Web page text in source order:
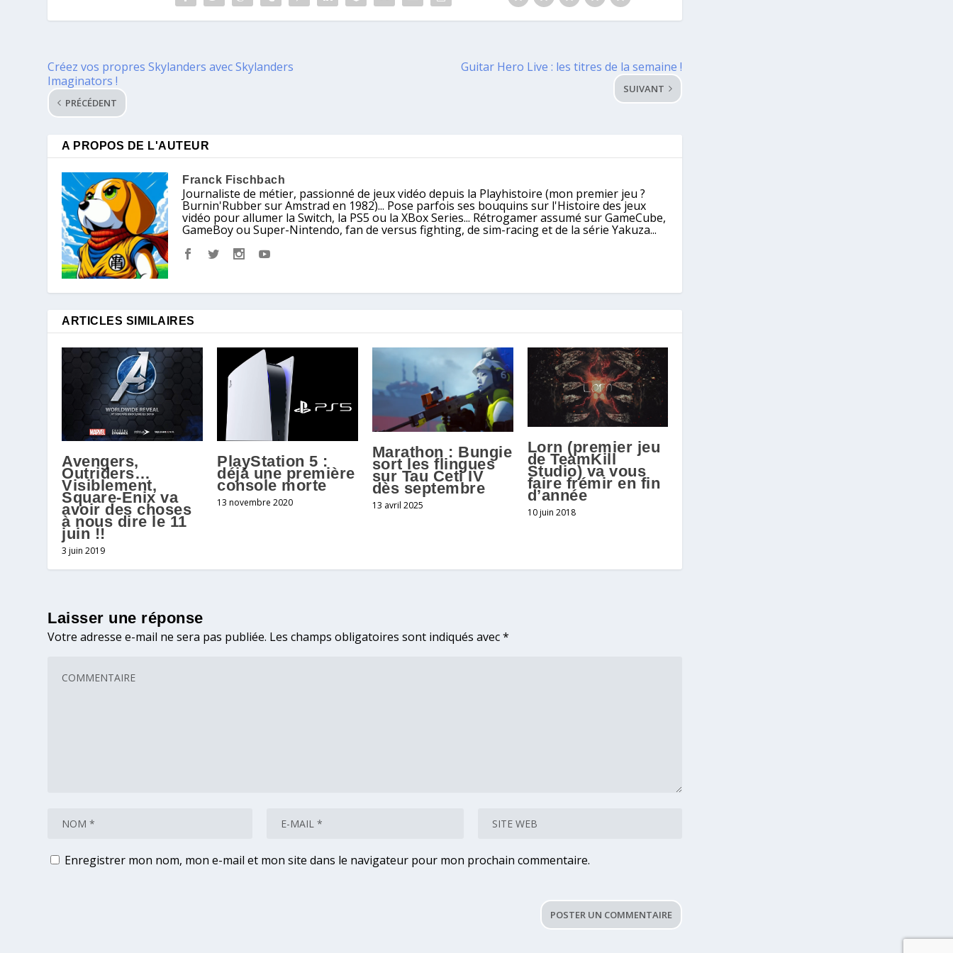
Créez vos propres Skylanders avec Skylanders
Imaginators !
PRÉCÉDENT
Guitar Hero Live : les titres de la semaine !
SUIVANT
A PROPOS DE L'AUTEUR
Franck Fischbach
Journaliste de métier, passionné de jeux vidéo depuis la Playhistoire (mon premier jeu ?
Burnin'Rubber sur Amstrad en 1982)... Pose parfois ses bouquins sur l'Histoire des jeux
vidéo pour allumer la Switch, la PS5 ou la XBox Series... Rétrogamer assumé sur GameCube,
GameBoy ou Super-Nintendo, fan de versus fighting, de sim-racing et de la série Yakuza...
ARTICLES SIMILAIRES
Avengers,
Outriders…
Visiblement,
Square-Enix va
avoir des choses
à nous dire le 11
juin !!
3 juin 2019
PlayStation 5 :
déjà une première
console morte
13 novembre 2020
Marathon : Bungie
sort les flingues
sur Tau Ceti IV
dès septembre
13 avril 2025
Lorn (premier jeu
de TeamKill
Studio) va vous
faire frémir en fin
d’année
10 juin 2018
Laisser une réponse
Votre adresse e-mail ne sera pas publiée. Les champs obligatoires sont indiqués avec*
Enregistrer mon nom, mon e-mail et mon site dans le navigateur pour mon prochain commentaire.